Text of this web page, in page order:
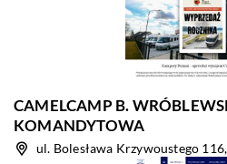
CAMELCAMP B.
KOMANDYTOWA
ul. Bolesława Krzywoustego